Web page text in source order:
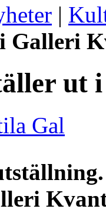
|
Galleri
ut
Gal